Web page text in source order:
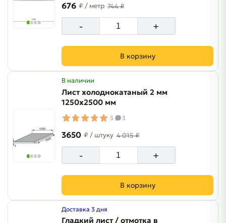
676 ₽ / метр 744 ₽
- +
В корзину
В наличии
Лист холоднокатаный 2 мм
1250х2500 мм
5 3
3650 ₽ / штуку 4 015 ₽
- +
В корзину
Доставка 3 дня
Гладкий лист / отмотка в